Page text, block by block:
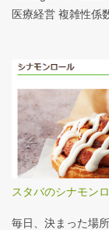
憶）武蔵国府跡 東
い。平均値で見て
ストグラムなどを
やすい。朝日新聞
把握しやすい。 そ
るのって、最近見
なのか？？
医療経営 複雑性係
は微妙だ・・・と
だ。ただ、その見
旨。 AIにまとめさ
い」と言われてい
言われるのは時間
スタバのシナモン
毎日、決まった場